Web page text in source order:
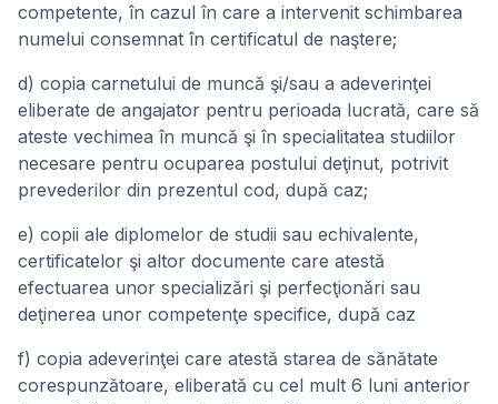
competente, în cazul în care a intervenit schimbarea
numelui consemnat în certificatul de naştere;
d) copia carnetului de muncă şi/sau a adeverinţei
eliberate de angajator pentru perioada lucrată, care să
ateste vechimea în muncă şi în specialitatea studiilor
necesare pentru ocuparea postului deţinut, potrivit
prevederilor din prezentul cod, după caz;
e) copii ale diplomelor de studii sau echivalente,
certificatelor şi altor documente care atestă
efectuarea unor specializări şi perfecţionări sau
deţinerea unor competenţe specifice, după caz
f) copia adeverinţei care atestă starea de sănătate
corespunzătoare, eliberată cu cel mult 6 luni anterior